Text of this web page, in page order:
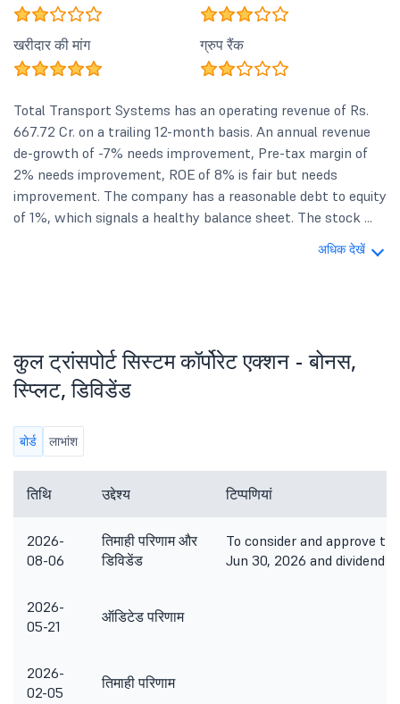
खरीदार की मांग ग्रुप रैंक
Total Transport Systems has an operating revenue of Rs.
667.72 Cr. on a trailing 12-month basis. An annual revenue
de-growth of -7% needs improvement, Pre-tax margin of
2% needs improvement, ROE of 8% is fair but needs
improvement. The company has a reasonable debt to equity
of 1%, which signals a healthy balance sheet. The stock ...
अधिक देखें
कुल ट्रांसपोर्ट सिस्टम कॉर्पोरेट एक्शन - बोनस,
स्प्लिट, डिविडेंड
बोर्ड लाभांश
तिथि उद्देश्य टिप्पणियां
2026-
08-06
तिमाही परिणाम और
डिविडेंड
To consider and approve
Jun 30, 2026 and dividend
2026-
05-21
ऑडिटेड परिणाम
2026-
02-05
तिमाही परिणाम